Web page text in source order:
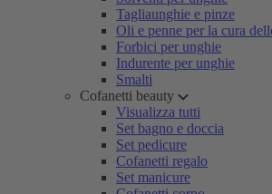
Tagliaunghie e pinze
Oli e penne per la cura
Forbici per unghie
Indurente per unghie
Smalti
Cofanetti beauty
Visualizza tutti
Set bagno e doccia
Set pedicure
Cofanetti regalo
Set manicure